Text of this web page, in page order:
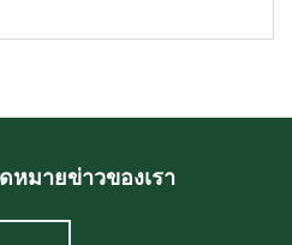
หมายข่าวของเรา